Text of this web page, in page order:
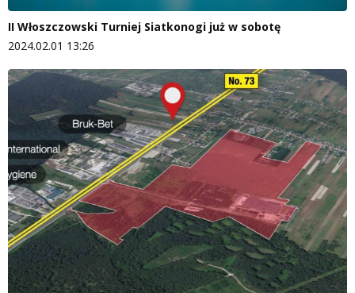
II Włoszczowski Turniej Siatkonogi już w sobotę
2024.02.01 13:26